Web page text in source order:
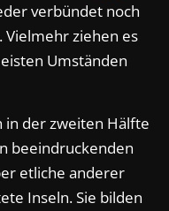
verbündet noch
ziehen es
Umständen
in der zweiten Hälfte
beeindruckenden
etliche anderer
Inseln. Sie bilden